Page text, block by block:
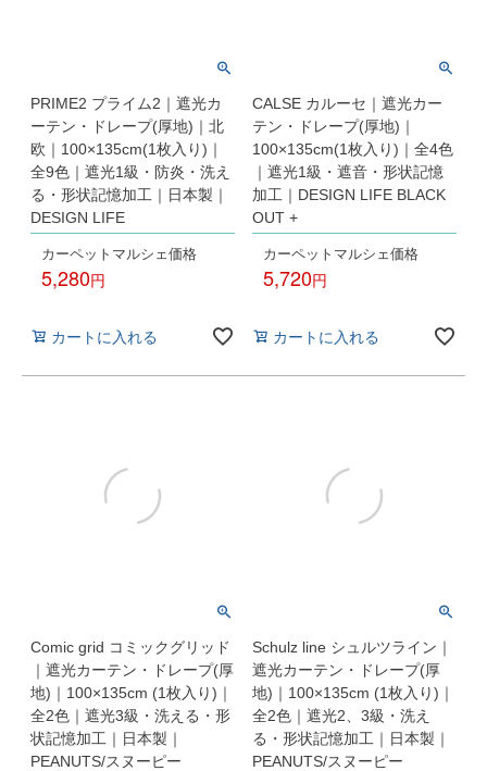
PRIME2 プライム2｜遮光カ
ーテン・ドレープ(厚地)｜北
欧｜100×135cm(1枚入り)｜
全9色｜遮光1級・防炎・洗え
る・形状記憶加工｜日本製｜
DESIGN LIFE
カーペットマルシェ価格
5,280
カートに入れる
CALSE カルーセ｜遮光カー
テン・ドレープ(厚地)｜
100×135cm(1枚入り)｜全4色
｜遮光1級・遮音・形状記憶
加工｜DESIGN LIFE BLACK
OUT +
カーペットマルシェ価格
5,720
カートに入れる
Comic grid コミックグリッド
｜遮光カーテン・ドレープ(厚
地)｜100×135cm (1枚入り)｜
全2色｜遮光3級・洗える・形
状記憶加工｜日本製｜
PEANUTS/スヌーピー
Schulz line シュルツライン｜
遮光カーテン・ドレープ(厚
地)｜100×135cm (1枚入り)｜
全2色｜遮光2、3級・洗え
る・形状記憶加工｜日本製｜
PEANUTS/スヌーピー